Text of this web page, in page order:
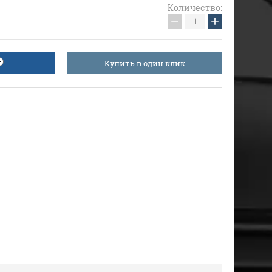
Количество:
− +
Купить в один клик